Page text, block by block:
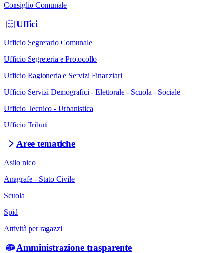
Consiglio Comunale
Uffici
Ufficio Segretario Comunale
Ufficio Segreteria e Protocollo
Ufficio Ragioneria e Servizi Finanziari
Ufficio Servizi Demografici - Elettorale - Scuola - Sociale
Ufficio Tecnico - Urbanistica
Ufficio Tributi
Aree tematiche
Asilo nido
Anagrafe - Stato Civile
Scuola
Spid
Attività per ragazzi
Amministrazione trasparente